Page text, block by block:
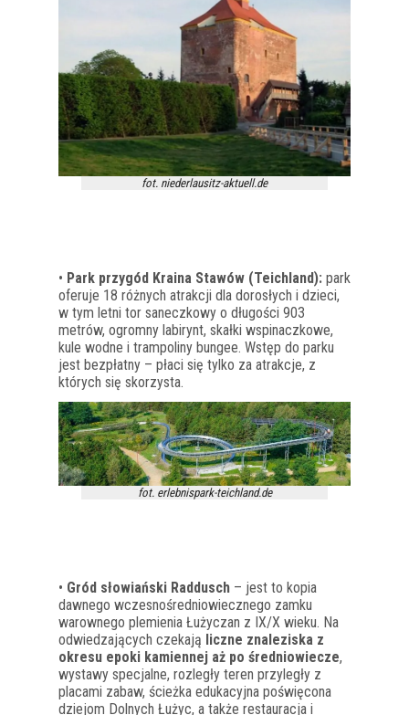
fot. niederlausitz-aktuell.de
• Park przygód Kraina Stawów (Teichland): park
oferuje 18 różnych atrakcji dla dorosłych i dzieci,
w tym letni tor saneczkowy o długości 903
metrów, ogromny labirynt, skałki wspinaczkowe,
kule wodne i trampoliny bungee. Wstęp do parku
jest bezpłatny – płaci się tylko za atrakcje, z
których się skorzysta.
fot. erlebnispark-teichland.de
• Gród słowiański Raddusch – jest to kopia
dawnego wczesnośredniowiecznego zamku
warownego plemienia Łużyczan z IX/X wieku. Na
odwiedzających czekają liczne znaleziska z
okresu epoki kamiennej aż po średniowiecze,
wystawy specjalne, rozległy teren przyległy z
placami zabaw, ścieżka edukacyjna poświęcona
dziejom Dolnych Łużyc, a także restauracja i